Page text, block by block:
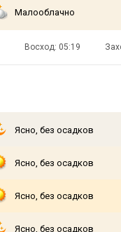
Малооблачно
Восход: 05:19
Ясно, без осадков
Ясно, без осадков
Ясно, без осадков
Ясно, без осадков